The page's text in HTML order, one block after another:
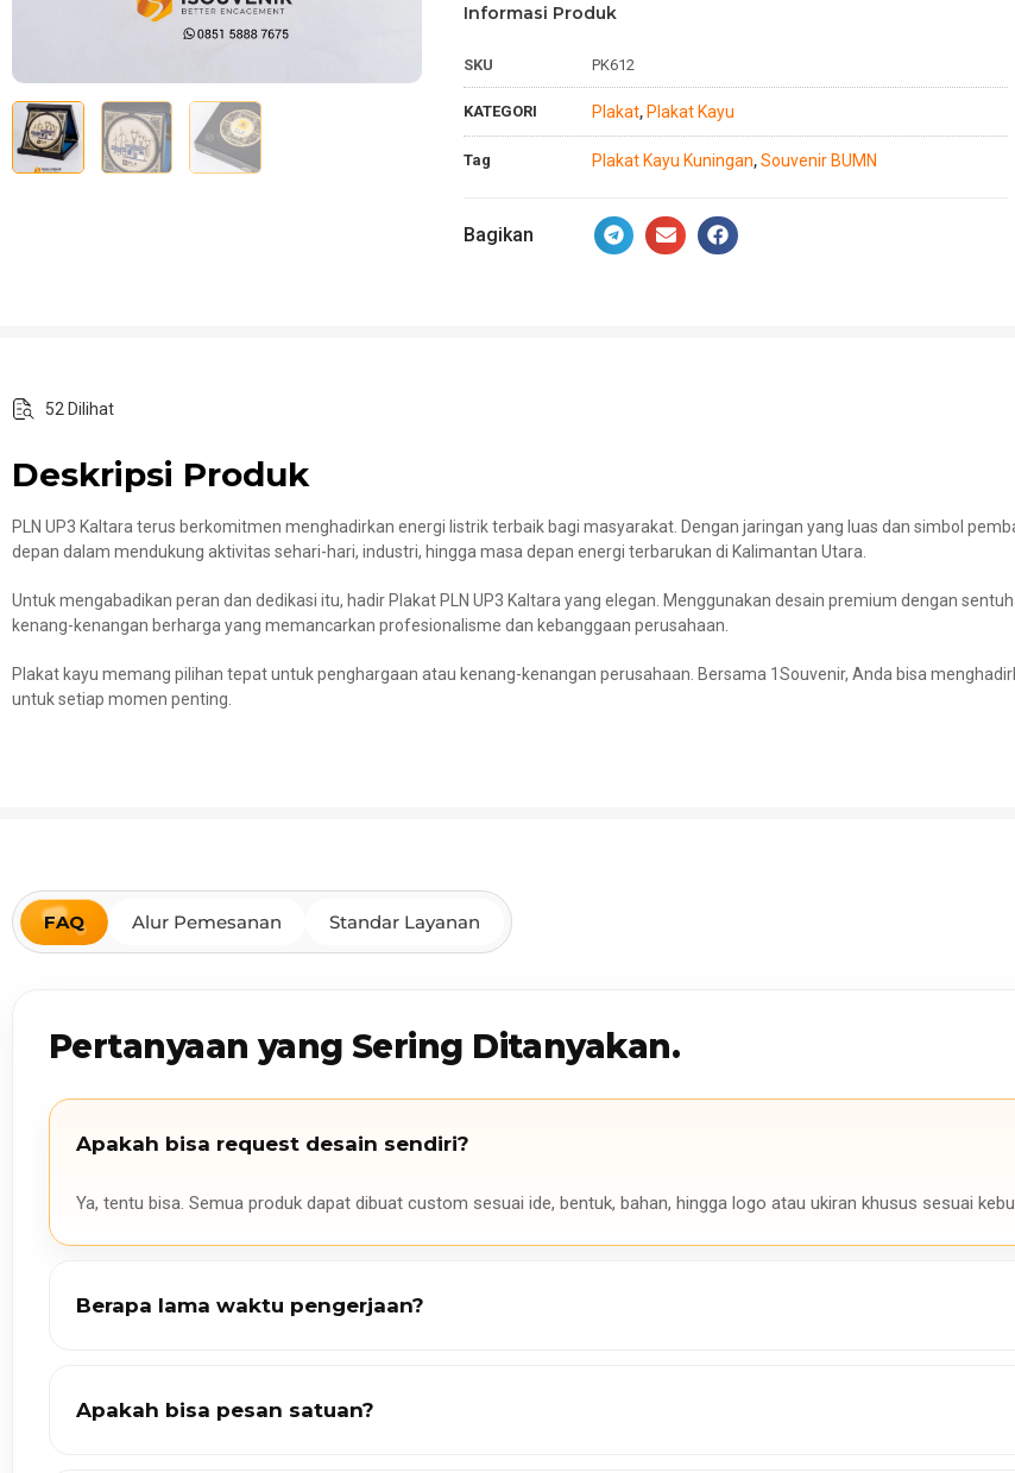
Informasi Produk
SKU PK612
KATEGORI Plakat, Plakat Kayu
Tag Plakat Kayu Kuningan, Souvenir BUMN
Bagikan
52 Dilihat
Deskripsi Produk
PLN UP3 Kaltara terus berkomitmen menghadirkan energi listrik terbaik bagi masyarakat. Dengan jaringan yang luas dan simbol
depan dalam mendukung aktivitas sehari-hari, industri, hingga masa depan energi terbarukan di Kalimantan Utara.
Untuk mengabadikan peran dan dedikasi itu, hadir Plakat PLN UP3 Kaltara yang elegan. Menggunakan desain premium dengan
kenang-kenangan berharga yang memancarkan profesionalisme dan kebanggaan perusahaan.
Plakat kayu memang pilihan tepat untuk penghargaan atau kenang-kenangan perusahaan. Bersama 1Souvenir, Anda bisa
untuk setiap momen penting.
FAQ Alur Pemesanan Standar Layanan
Pertanyaan yang Sering Ditanyakan.
Apakah bisa request desain sendiri?
Ya, tentu bisa. Semua produk dapat dibuat custom sesuai ide, bentuk, bahan, hingga logo atau ukiran khusus sesuai
Berapa lama waktu pengerjaan?
Apakah bisa pesan satuan?